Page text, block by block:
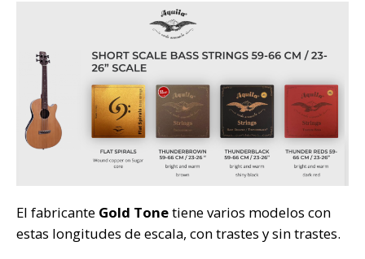
El fabricante Gold Tonetiene varios modelos con
estas longitudes de escala, con trastes y sin trastes.